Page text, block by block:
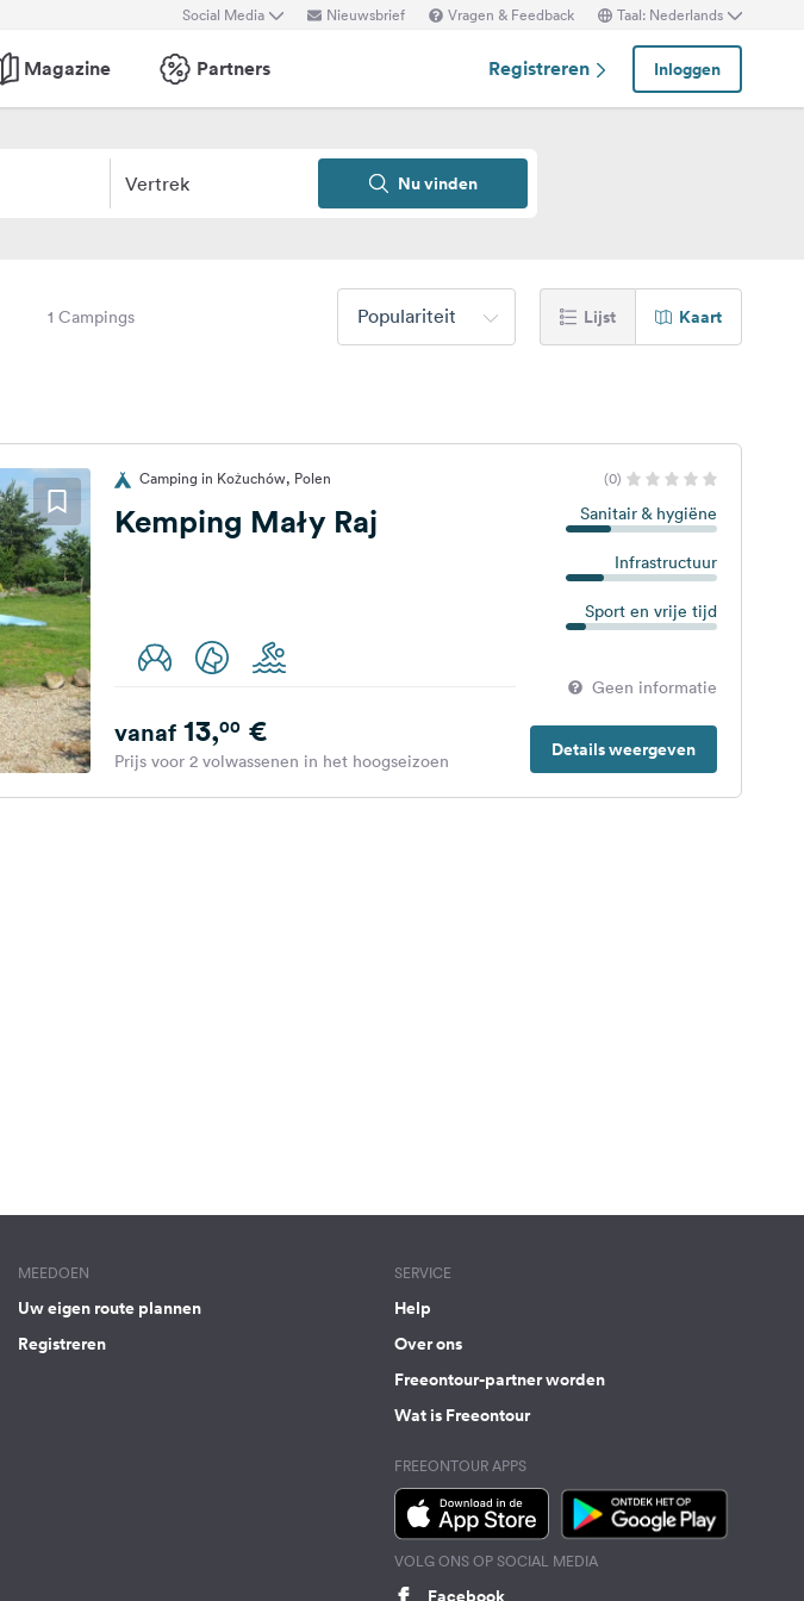
Social Media Nieuwsbrief Vragen & Feedback Taal: Nederlands
Magazine Partners Registreren Inloggen
Vertrek Nu vinden
1 Campings Populariteit Lijst Kaart
Camping in Kożuchów, Polen (0)
Kemping Mały Raj Sanitair & hygiëne
Infrastructuur
Sport en vrije tijd
Geen informatie
Details weergeven
vanaf13,00€
Prijs voor 2 volwassenen in het hoogseizoen
MEEDOEN
Uw eigen route plannen
Registreren
SERVICE
Help
Over ons
Freeontour-partner worden
Wat is Freeontour
FREEONTOUR APPS
VOLG ONS OP SOCIAL MEDIA
Facebook